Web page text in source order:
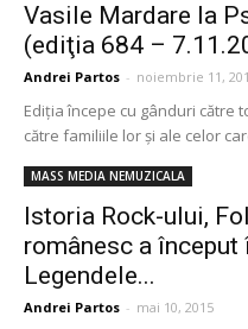
Vasile Mardare la
(ediţia 684 –
Andrei Partos - noiembrie 11,
Ediţia începe cu gânduri către
către familiile lor şi ale celor
MASS MEDIA NEMUZICALA
Istoria Rock-ului,
românesc a început
Legendele...
Andrei Partos - mai 10, 2015